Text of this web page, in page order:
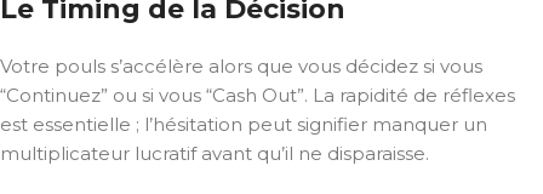
Le Timing de la Décision
Votre pouls s’accélère alors que vous décidez si vous
“Continuez” ou si vous “Cash Out”. La rapidité de réflexes
est essentielle ; l’hésitation peut signifier manquer un
multiplicateur lucratif avant qu’il ne disparaisse.